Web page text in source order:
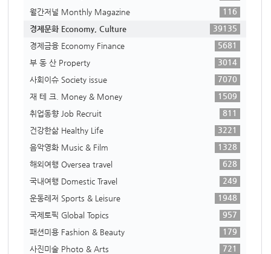
월간저널 Monthly Magazine
116
경제문화 Economy, Culture
39135
경제금융 Economy Finance
5681
부 동 산 Property
3014
사회이슈 Society issue
7070
재 테 크. Money & Money
1509
취업동향 Job Recruit
811
건강한삶 Healthy Life
3221
음악영화 Music & Film
1328
해외여행 Oversea travel
628
국내여행 Domestic Travel
249
운동레저 Sports & Leisure
1948
국제토픽 Global Topics
957
패션미용 Fashion & Beauty
179
사진미술 Photo & Arts
721